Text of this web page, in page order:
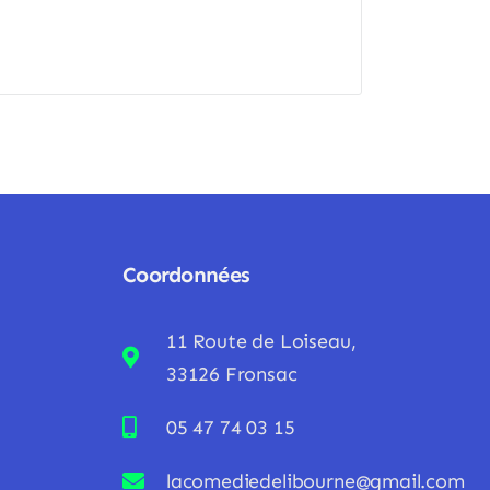
Coordonnées
11 Route de Loiseau,
33126 Fronsac
05 47 74 03 15
lacomediedelibourne@gmail.com